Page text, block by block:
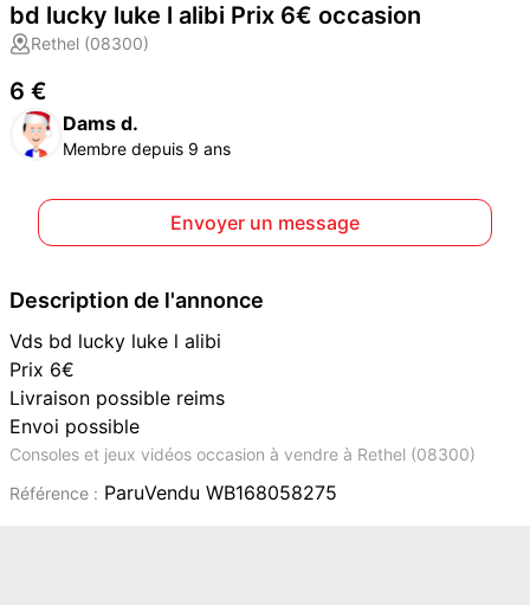
bd lucky luke l alibi Prix 6€ occasion
Rethel (08300)
6 €
Dams d.
Membre depuis 9 ans
Envoyer un message
Description de l'annonce
Vds bd lucky luke l alibi
Prix 6€
Livraison possible reims
Envoi possible
Consoles et jeux vidéos occasion à vendre à Rethel (08300)
Référence : ParuVendu WB168058275